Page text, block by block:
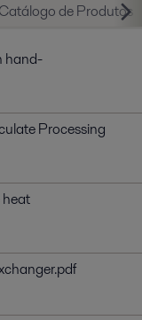
Catálogo de Produtos
hand-
Processing
heat